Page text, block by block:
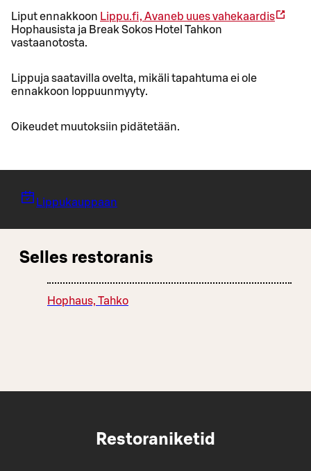
Liput ennakkoon Lippu.fi, Avaneb uues vahekaardis
Hophausista ja Break Sokos Hotel Tahkon
vastaanotosta.
Lippuja saatavilla ovelta, mikäli tapahtuma ei ole
ennakkoon loppuunmyyty.
Oikeudet muutoksiin pidätetään.
Lippukauppaan
Selles restoranis
Hophaus, Tahko
Restoraniketid